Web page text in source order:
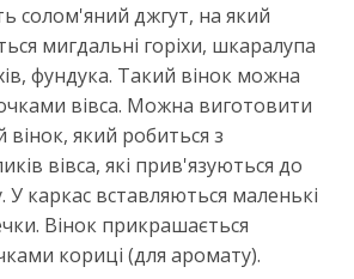
солом'яний джгут, на який
мигдальні горіхи, шкаралупа
фундука. Такий вінок можна
вівса. Можна виготовити
вінок, який робиться з
вівса, які прив'язуються до
У каркас вставляються маленькі
Вінок прикрашається
кориці (для аромату).